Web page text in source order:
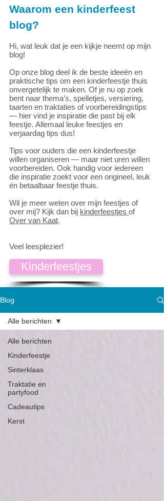
Waarom een kinderfeest
blog?
Hi, wat leuk dat je een kijkje neemt op mijn
blog!
Op onze blog deel ik de beste ideeën en
praktische tips om een kinderfeestje thuis
onvergetelijk te maken. Of je nu op zoek
bent naar thema’s, spelletjes, versiering,
taarten en traktaties of voorbereidingstips
— hier vind je inspiratie die past bij elk
feestje. Allemaal leuke feestjes en
verjaardag tips dus!
Tips voor ouders die een kinderfeestje
willen organiseren — maar niet uren willen
voorbereiden. Ook handig voor iedereen
die inspiratie zoekt voor een origineel, leuk
én betaalbaar feestje thuis.
Wil je meer weten over mijn feestjes of
over mij? Kijk dan bij kinderfeestjes of
Over van Kaat.
Veel leesplezier!
Kinderfeestjes
Blog
Alle berichten
Kinderfeestje
Sinterklaas
Traktatie en
partyfood
Cadeautips
Kerst
Alle berichten